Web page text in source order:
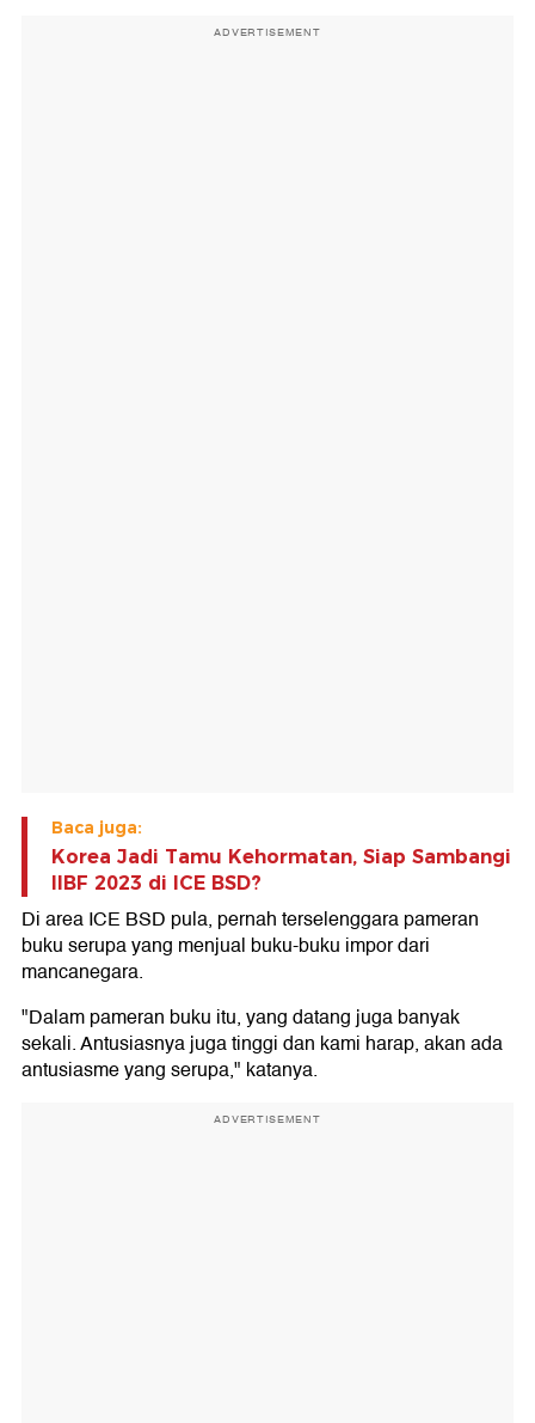
ADVERTISEMENT
Baca juga:
Korea Jadi Tamu Kehormatan, Siap Sambangi
IIBF 2023 di ICE BSD?
Di area ICE BSD pula, pernah terselenggara pameran
buku serupa yang menjual buku-buku impor dari
mancanegara.
"Dalam pameran buku itu, yang datang juga banyak
sekali. Antusiasnya juga tinggi dan kami harap, akan ada
antusiasme yang serupa," katanya.
ADVERTISEMENT